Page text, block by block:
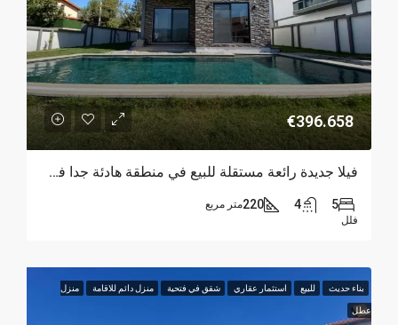
€396.658
فيلا جديدة رائعة مستقلة للبيع في منطقة هادئة جدا في فتحية
5
4
220متر مربع
فلل
بناء حديث للبيع استثمار عقاري شقق في فتحية منزل دائم للاقامة منزل
عطل